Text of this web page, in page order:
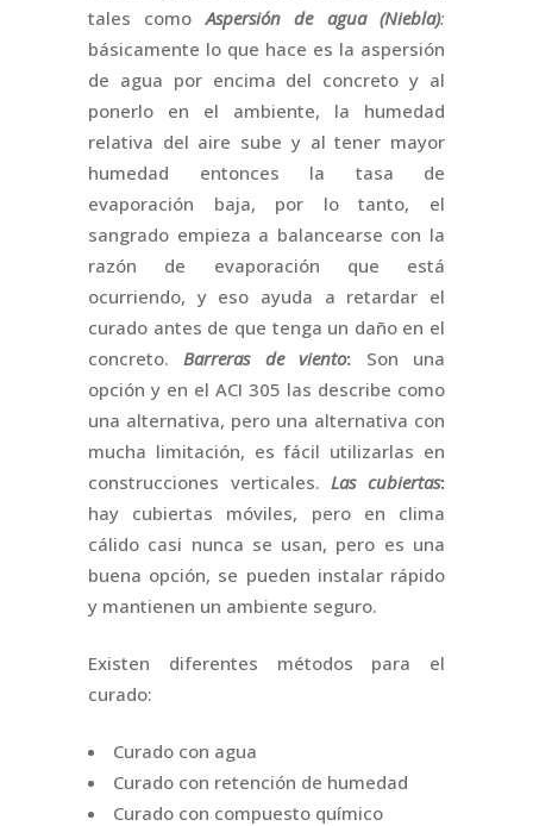
tales comoAspersión de agua (Niebla):
básicamente lo que hace es la aspersión
de agua por encima del concreto y al
ponerlo en el ambiente, la humedad
relativa del aire sube y al tener mayor
humedad entonces la tasa de
evaporación baja, por lo tanto, el
sangrado empieza a balancearse con la
razón de evaporación que está
ocurriendo, y eso ayuda a retardar el
curado antes de que tenga un daño en el
concreto. Barreras de viento: Son una
opción y en el ACI 305 las describe como
una alternativa, pero una alternativa con
mucha limitación, es fácil utilizarlas en
construcciones verticales. Las cubiertas:
hay cubiertas móviles, pero en clima
cálido casi nunca se usan, pero es una
buena opción, se pueden instalar rápido
y mantienen un ambiente seguro.
Existen diferentes métodos para el
curado:
Curado con agua
Curado con retención de humedad
Curado con compuesto químico